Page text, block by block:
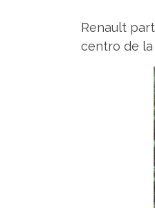
Renault
centro de